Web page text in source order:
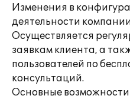
Изменения в
деятельности
Осуществляется
заявкам клиента, а
пользователей по
консультаций.
Основные